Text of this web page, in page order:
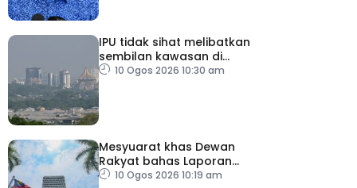
IPU tidak sihat melibatkan
sembilan kawasan di
Sarawak
10 Ogos 2026 10:30 am
Mesyuarat khas Dewan
Rakyat bahas Laporan
RCI Tabung Haji, esok
10 Ogos 2026 10:19 am